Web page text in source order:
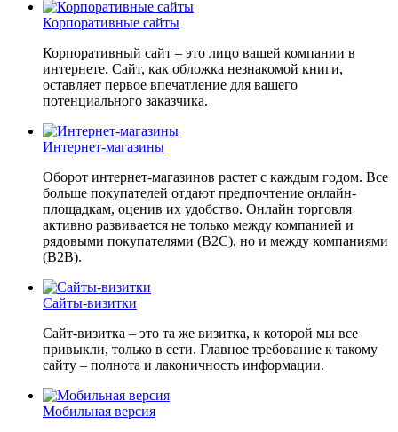
Корпоративные сайты
Корпоративный сайт – это лицо вашей компании в
интернете. Сайт, как обложка незнакомой книги,
оставляет первое впечатление для вашего
потенциального заказчика.
Интернет-магазины
Оборот интернет-магазинов растет с каждым годом. Все
больше покупателей отдают предпочтение онлайн-
площадкам, оценив их удобство. Онлайн торговля
активно развивается не только между компанией и
рядовыми покупателями (B2C), но и между компаниями
(B2B).
Сайты-визитки
Сайт-визитка – это та же визитка, к которой мы все
привыкли, только в сети. Главное требование к такому
сайту – полнота и лаконичность информации.
Мобильная версия